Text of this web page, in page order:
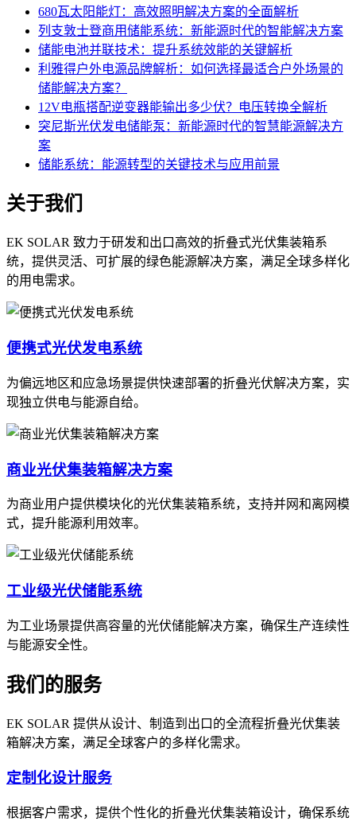
680瓦太阳能灯：高效照明解决方案的全面解析
列支敦士登商用储能系统：新能源时代的智能解决方案
储能电池并联技术：提升系统效能的关键解析
利雅得户外电源品牌解析：如何选择最适合户外场景的
储能解决方案？
12V电瓶搭配逆变器能输出多少伏？电压转换全解析
突尼斯光伏发电储能泵：新能源时代的智慧能源解决方
案
储能系统：能源转型的关键技术与应用前景
关于我们
EK SOLAR 致力于研发和出口高效的折叠式光伏集装箱系
统，提供灵活、可扩展的绿色能源解决方案，满足全球多样化
的用电需求。
便携式光伏发电系统
为偏远地区和应急场景提供快速部署的折叠光伏解决方案，实
现独立供电与能源自给。
商业光伏集装箱解决方案
为商业用户提供模块化的光伏集装箱系统，支持并网和离网模
式，提升能源利用效率。
工业级光伏储能系统
为工业场景提供高容量的光伏储能解决方案，确保生产连续性
与能源安全性。
我们的服务
EK SOLAR 提供从设计、制造到出口的全流程折叠光伏集装
箱解决方案，满足全球客户的多样化需求。
定制化设计服务
根据客户需求，提供个性化的折叠光伏集装箱设计，确保系统